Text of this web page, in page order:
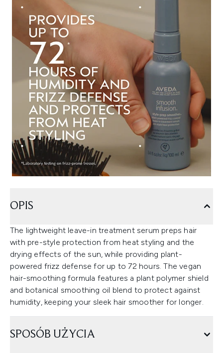
OPIS
The lightweight leave-in treatment serum preps hair
with pre-style protection from heat styling and the
drying effects of the sun, while providing plant-
powered frizz defense for up to 72 hours. The vegan
hair-smoothing formula features a plant polymer shield
and botanical smoothing oil blend to protect against
humidity, keeping your sleek hair smoother for longer.
SPOSÓB UŻYCIA